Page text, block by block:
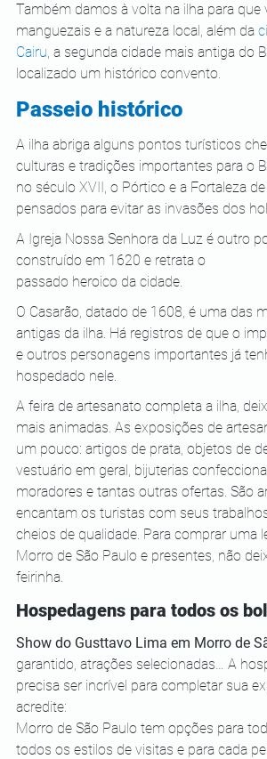
Também damos à volta na ilha para que
manguezais e a natureza local, além da
Cairu , a segunda cidade mais antiga do
localizado um histórico convento.
Passeio histórico
A ilha abriga alguns pontos turísticos
culturas e tradições importantes para o
no século XVII, o Pórtico e a Fortaleza
pensados para evitar as invasões dos
A Igreja Nossa Senhora da Luz é outro
construído em 1620 e retrata o
passado heroico da cidade.
O Casarão, datado de 1608, é uma das
antigas da ilha. Há registros de que o
e outros personagens importantes já
hospedado nele.
A feira de artesanato completa a ilha,
mais animadas. As exposições de
um pouco: artigos de prata, objetos de
vestuário em geral, bijuterias
moradores e tantas outras ofertas. São
encantam os turistas com seus
cheios de qualidade. Para comprar uma
Morro de São Paulo e presentes, não
feirinha.
Hospedagens para todos os
Show do Gusttavo Lima em Morro de
garantido, atrações selecionadas… A
precisa ser incrível para completar sua
acredite:
Morro de São Paulo tem opções para
todos os estilos de visitas e para cada